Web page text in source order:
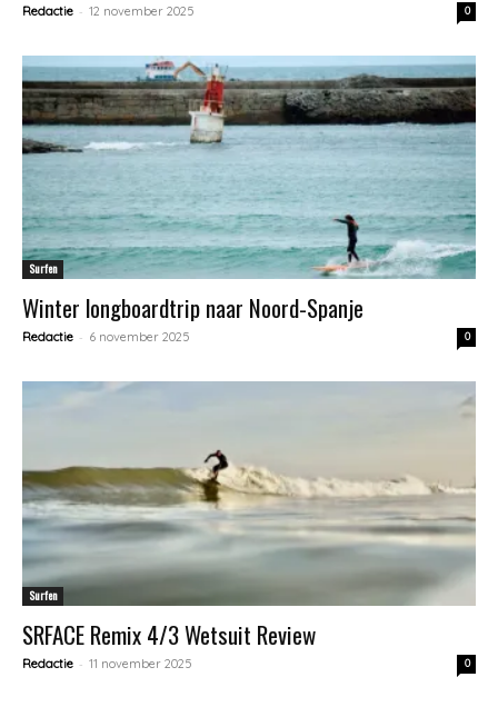
Redactie - 12 november 2025 0
Surfen
Winter longboardtrip naar Noord-Spanje
Redactie - 6 november 2025 0
Surfen
SRFACE Remix 4/3 Wetsuit Review
Redactie - 11 november 2025 0